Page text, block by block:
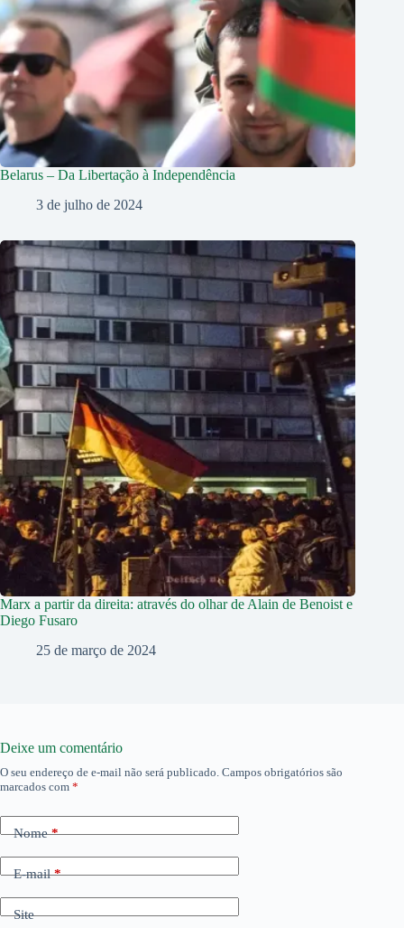
Belarus – Da Libertação à Independência
3 de julho de 2024
Marx a partir da direita: através do olhar de Alain de Benoist e
Diego Fusaro
25 de março de 2024
Deixe um comentário
O seu endereço de e-mail não será publicado. Campos obrigatórios são
marcados com *
Nome*
E-mail*
Site